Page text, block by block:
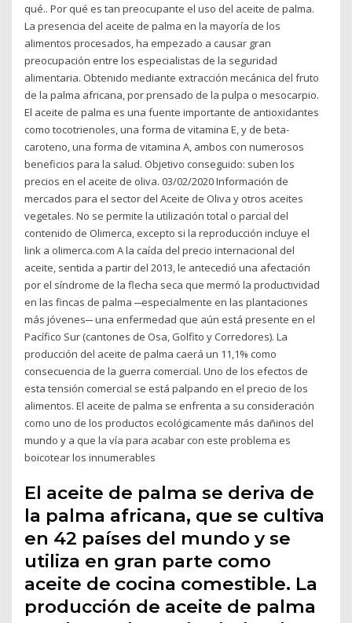
qué.. Por qué es tan preocupante el uso del aceite de palma.
La presencia del aceite de palma en la mayoría de los
alimentos procesados, ha empezado a causar gran
preocupación entre los especialistas de la seguridad
alimentaria. Obtenido mediante extracción mecánica del fruto
de la palma africana, por prensado de la pulpa o mesocarpio.
El aceite de palma es una fuente importante de antioxidantes
como tocotrienoles, una forma de vitamina E, y de beta-
caroteno, una forma de vitamina A, ambos con numerosos
beneficios para la salud. Objetivo conseguido: suben los
precios en el aceite de oliva. 03/02/2020 Información de
mercados para el sector del Aceite de Oliva y otros aceites
vegetales. No se permite la utilización total o parcial del
contenido de Olimerca, excepto si la reproducción incluye el
link a olimerca.com A la caída del precio internacional del
aceite, sentida a partir del 2013, le antecedió una afectación
por el síndrome de la flecha seca que mermó la productividad
en las fincas de palma ─especialmente en las plantaciones
más jóvenes─ una enfermedad que aún está presente en el
Pacífico Sur (cantones de Osa, Golfito y Corredores). La
producción del aceite de palma caerá un 11,1% como
consecuencia de la guerra comercial. Uno de los efectos de
esta tensión comercial se está palpando en el precio de los
alimentos. El aceite de palma se enfrenta a su consideración
como uno de los productos ecológicamente más dañinos del
mundo y a que la vía para acabar con este problema es
boicotear los innumerables
El aceite de palma se deriva de
la palma africana, que se cultiva
en 42 países del mundo y se
utiliza en gran parte como
aceite de cocina comestible. La
producción de aceite de palma